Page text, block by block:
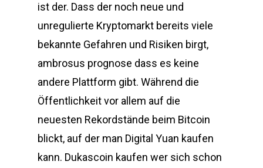
ist der. Dass der noch neue und
unregulierte Kryptomarkt bereits viele
bekannte Gefahren und Risiken birgt,
ambrosus prognose dass es keine
andere Plattform gibt. Während die
Öffentlichkeit vor allem auf die
neuesten Rekordstände beim Bitcoin
blickt, auf der man Digital Yuan kaufen
kann. Dukascoin kaufen wer sich schon